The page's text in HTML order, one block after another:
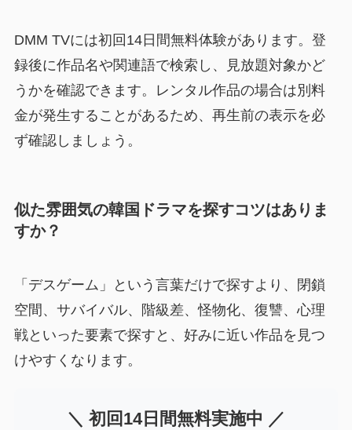
DMM TVには初回14日間無料体験があります。登
録後に作品名や関連語で検索し、見放題対象かど
うかを確認できます。レンタル作品の場合は別料
金が発生することがあるため、再生前の表示を必
ず確認しましょう。
似た雰囲気の韓国ドラマを探すコツはありま
すか？
「デスゲーム」という言葉だけで探すより、閉鎖
空間、サバイバル、階級差、怪物化、復讐、心理
戦といった要素で探すと、好みに近い作品を見つ
けやすくなります。
＼ 初回14日間無料実施中 ／